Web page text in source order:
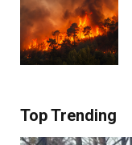
Top Trending